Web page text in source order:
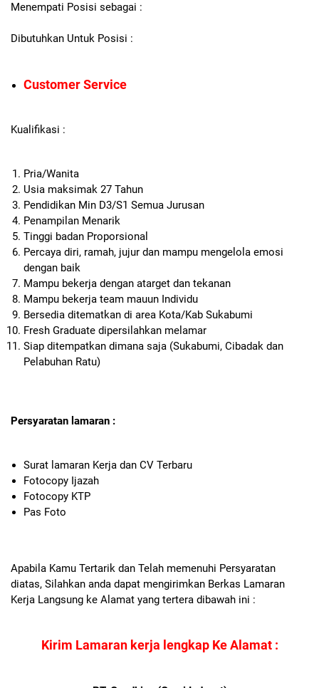
Menempati Posisi sebagai :
Dibutuhkan Untuk Posisi :
Customer Service
Kualifikasi :
Pria/Wanita
Usia maksimak 27 Tahun
Pendidikan Min D3/S1 Semua Jurusan
Penampilan Menarik
Tinggi badan Proporsional
Percaya diri, ramah, jujur dan mampu mengelola emosi
dengan baik
Mampu bekerja dengan atarget dan tekanan
Mampu bekerja team mauun Individu
Bersedia ditematkan di area Kota/Kab Sukabumi
Fresh Graduate dipersilahkan melamar
Siap ditempatkan dimana saja (Sukabumi, Cibadak dan
Pelabuhan Ratu)
Persyaratan lamaran :
Surat lamaran Kerja dan CV Terbaru
Fotocopy Ijazah
Fotocopy KTP
Pas Foto
Apabila Kamu Tertarik dan Telah memenuhi Persyaratan
diatas, Silahkan anda dapat mengirimkan Berkas Lamaran
Kerja Langsung ke Alamat yang tertera dibawah ini :
Kirim Lamaran kerja lengkap Ke Alamat :